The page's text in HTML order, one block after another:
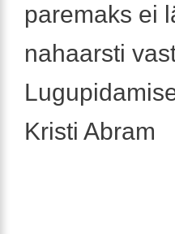
paremaks ei
nahaarsti
Kristi Abram